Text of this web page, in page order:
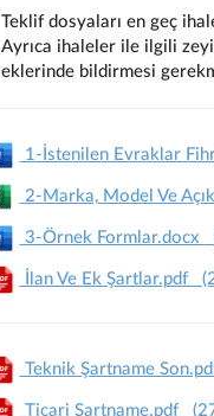
Teklif dosyaları en geç
Ayrıca ihaleler ile ilgili
eklerinde bildirmesi
1-İstenilen Evraklar
2-Marka, Model Ve
3-Örnek Formlar.docx
İlan Ve Ek Şartlar.pdf
Teknik Şartname
Ticari Şartname.pdf